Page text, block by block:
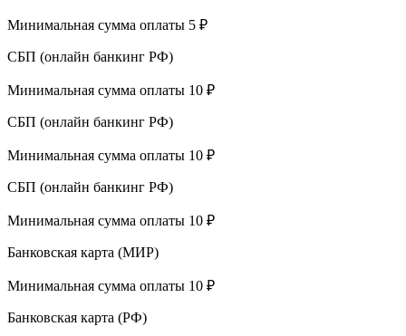
Минимальная сумма оплаты 5 ₽
СБП (онлайн банкинг РФ)
Минимальная сумма оплаты 10 ₽
СБП (онлайн банкинг РФ)
Минимальная сумма оплаты 10 ₽
СБП (онлайн банкинг РФ)
Минимальная сумма оплаты 10 ₽
Банковская карта (МИР)
Минимальная сумма оплаты 10 ₽
Банковская карта (РФ)